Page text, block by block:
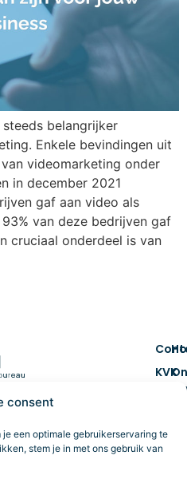
consent
een optimale gebruikerservaring te
stem je in met ons gebruik van
belangrijker
Enkele bevindingen uit
videomarketing onder
in december 2021
gaf aan video als
van deze bedrijven gaf
cruciaal onderdeel is van
KVK
BTW